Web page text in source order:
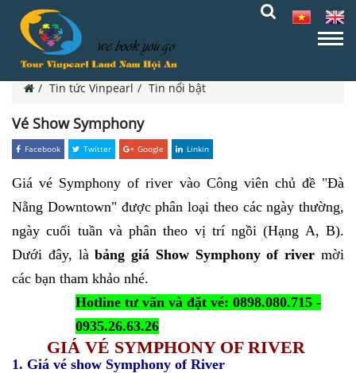
Tin tức Vinpearl Tin nổi bật
Vé Show Symphony
Facebook Twitter Google Linkin
Giá vé Symphony of river vào Công viên chủ đề "Đà
Nẵng Downtown" được phân loại theo các ngày thường,
ngày cuối tuần và phân theo vị trí ngồi (Hạng A, B).
Dưới đây, làbảng giá Show Symphony of river mời
các bạn tham khảo nhé.
Hotline tư vấn và đặt vé: 0898.080.715 -
0935.26.63.26
GIÁ VÉ SYMPHONY OF RIVER
1. Giá vé show Symphony of River